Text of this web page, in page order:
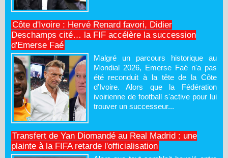
Côte d'Ivoire : Hervé Renard favori, Didier
Deschamps cité… la FIF accélère la succession
d'Emerse Faé
Malgré un parcours historique au
Mondial 2026, Emerse Faé n'a pas
été reconduit à la tête de la Côte
d'Ivoire. Alors que la Fédération
ivoirienne de football s'active pour lui
trouver un successeur...
Transfert de Yan Diomandé au Real Madrid : une
plainte à la FIFA retarde l'officialisation